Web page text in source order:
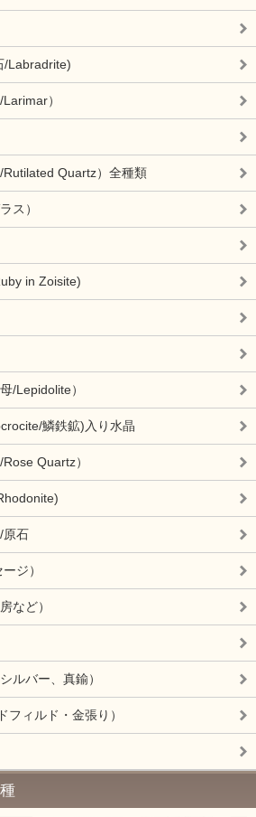
/Labradrite)
）
Quartz）全種類
ス）
in Zoisite)
/Lepidolite）
鱗鉄鉱)入り水晶
Quartz）
原石
ジ）
など）
ルバー、真鍮）
フィルド・金張り）